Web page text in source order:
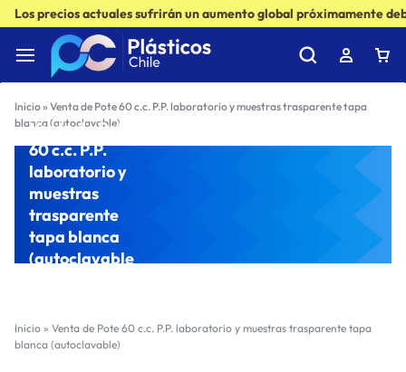
Los precios actuales sufrirán un aumento global próximamente
Inicio» Venta de Pote 60 c.c. P.P. laboratorio y muestras trasparente tapa
blanca (autoclavable)
Venta de Pote
60 c.c. P.P.
laboratorio y
muestras
trasparente
tapa blanca
(autoclavable
Inicio » Venta de Pote 60 c.c. P.P. laboratorio y muestras trasparente tapa
blanca (autoclavable)